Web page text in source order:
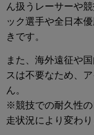
ん扱うレーサーや
ック選手や全日本
きです。
また、海外遠征や
スは不要なため、
ん。
※競技での耐久性の
走状況により変わり